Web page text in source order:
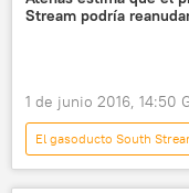
energética
Stream podría
1 de junio 2016, 14:50
El gasoducto South
Internacional